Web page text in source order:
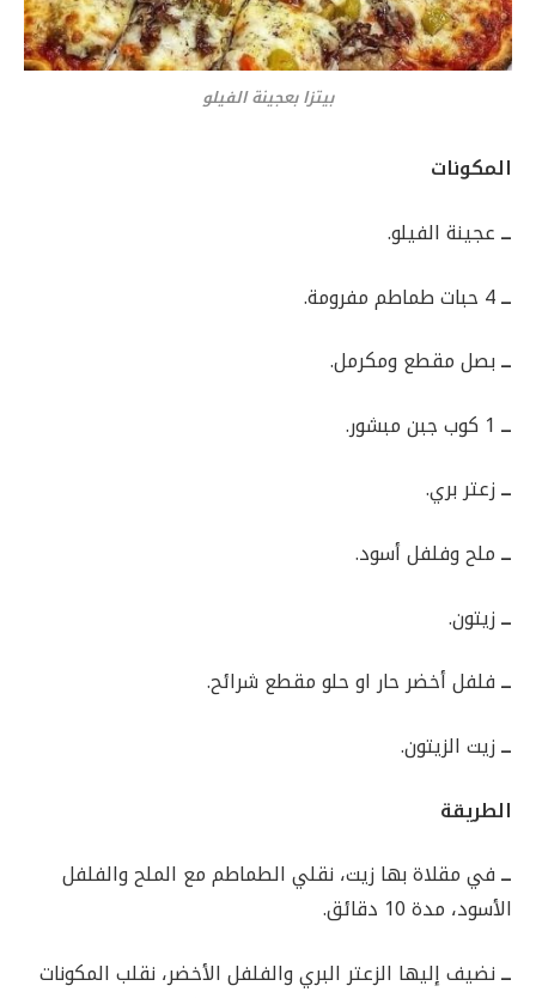
بيتزا بعجينة الفيلو
المكونات
ــعجينة الفيلو.
ــ4 حبات طماطم مفرومة.
ــبصل مقطع ومكرمل.
ــ 1 كوب جبن مبشور.
ــزعتر بري.
ــملح وفلفل أسود.
ــزيتون.
ــفلفل أخضر حار او حلو مقطع شرائح.
ــزيت الزيتون.
الطريقة
ــفي مقلاة بها زيت، نقلي الطماطم مع الملح والفلفل
الأسود، مدة 10 دقائق.
ــنضيف إليها الزعتر البري والفلفل الأخضر، نقلب المكونات